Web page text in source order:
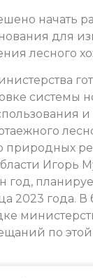
начать
для
лесного
системы
и
природных
Игорь
год,
2023 года.
по этой